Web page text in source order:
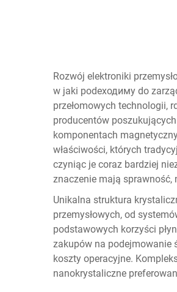
Rozwój elektroniki
w jaki podeходимy do
przełomowych technologii,
producentów
komponentach
właściwości, których
czyniąc je coraz bardziej
znaczenie mają
Unikalna struktura
przemysłowych, od
podstawowych korzyści
zakupów na podejmowanie
koszty operacyjne.
nanokrystaliczne